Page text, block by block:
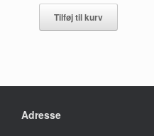
Tilføj til kurv
Adresse